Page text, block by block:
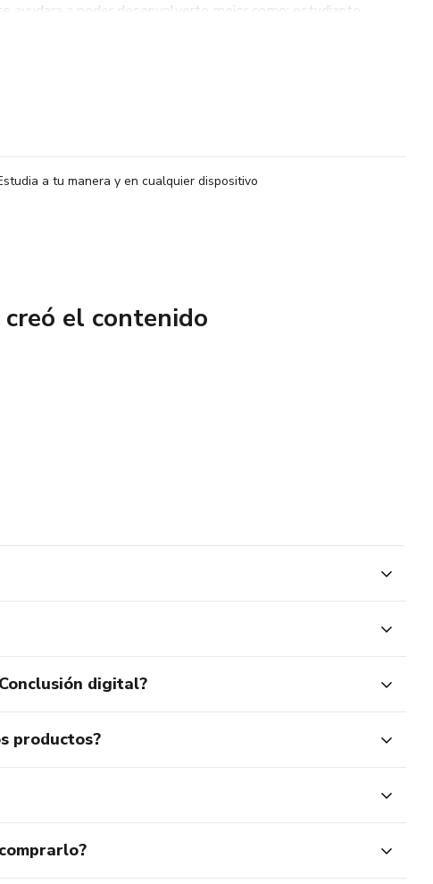
ayudara a poder desenvolverte mejor como: estudiante,
en las ramas que compiten
a tu manera y en cualquier dispositivo
el contenido
digital?
productos?